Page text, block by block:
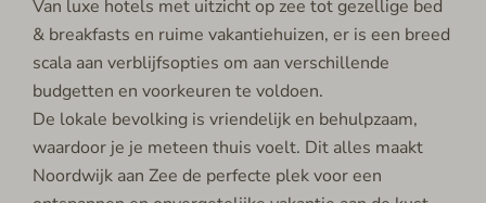
Van luxe hotels met uitzicht op zee tot gezellige bed
& breakfasts en ruime vakantiehuizen, er is een breed
scala aan verblijfsopties om aan verschillende
budgetten en voorkeuren te voldoen.
De lokale bevolking is vriendelijk en behulpzaam,
waardoor je je meteen thuis voelt. Dit alles maakt
Noordwijk aan Zee de perfecte plek voor een